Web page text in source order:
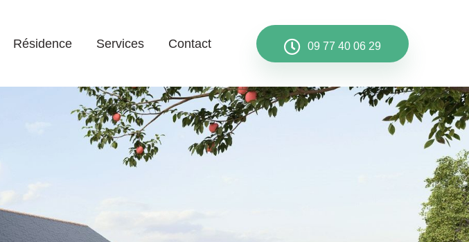
Résidence Services Contact 09 77 40 06 29